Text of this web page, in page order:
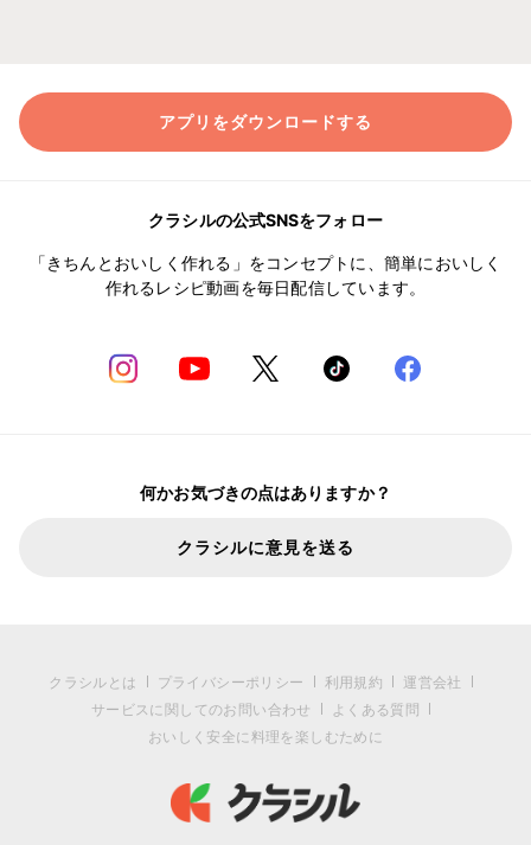
アプリをダウンロードする
クラシルの公式SNSをフォロー
「きちんとおいしく作れる」をコンセプトに、簡単においしく
作れるレシピ動画を毎日配信しています。
何かお気づきの点はありますか？
クラシルに意見を送る
クラシルとは プライバシーポリシー 利用規約
運営会社
サービスに関してのお問い合わせ
よくある質問
おいしく安全に料理を楽しむために